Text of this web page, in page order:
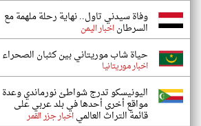
وفاة سيدني تاول.. نهاية رحلة ملهمة مع
السرطاناخبار اليمن
حياة شاب موريتاني بين كثبان الصحراء
اخبار موريتانيا
اليونيسكو تدرج شواطئ نورماندي وعدة
مواقع أخرى أحدها في بلد عربي على
قائمة التراث العالمياخبار جزر القمر